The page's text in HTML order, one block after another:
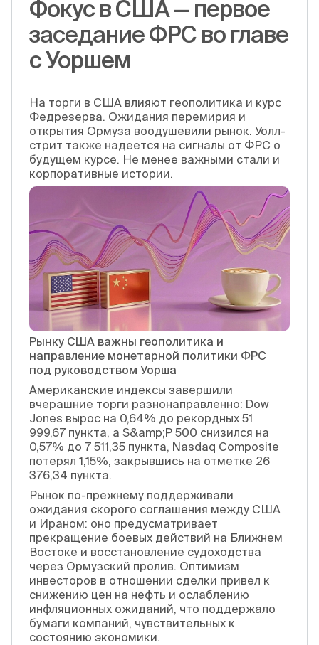
Фокус в США — первое
заседание ФРС во главе
с Уоршем
На торги в США влияют геополитика и курс
Федрезерва. Ожидания перемирия и
открытия Ормуза воодушевили рынок. Уолл-
стрит также надеется на сигналы от ФРС о
будущем курсе. Не менее важными стали и
корпоративные истории.
Рынку США важны геополитика и
направление монетарной политики ФРС
под руководством Уорша
Американские индексы завершили
вчерашние торги разнонаправленно: Dow
Jones вырос на 0,64% до рекордных 51
999,67 пункта, а S&amp;P 500 снизился на
0,57% до 7 511,35 пункта, Nasdaq Composite
потерял 1,15%, закрывшись на отметке 26
376,34 пункта.
Рынок по-прежнему поддерживали
ожидания скорого соглашения между США
и Ираном: оно предусматривает
прекращение боевых действий на Ближнем
Востоке и восстановление судоходства
через Ормузский пролив. Оптимизм
инвесторов в отношении сделки привел к
снижению цен на нефть и ослаблению
инфляционных ожиданий, что поддержало
бумаги компаний, чувствительных к
состоянию экономики.